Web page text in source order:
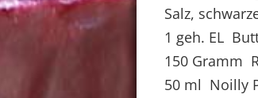
Salz,
1 geh. EL
150 Gramm
50 ml Noilly